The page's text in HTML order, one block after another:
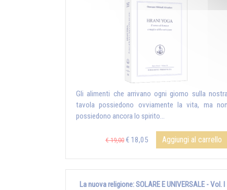
Gli alimenti che arrivano ogni giorno sulla
tavola possiedono ovviamente la vita, ma
possiedono ancora lo spirito...
€ 19,00 € 18,05 Aggiungi al carrello
La nuova religione: SOLARE E UNIVERSALE - Vol. I